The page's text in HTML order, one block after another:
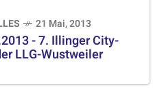
21 Mai, 2013
- 7. Illinger City-
LLG-Wustweiler